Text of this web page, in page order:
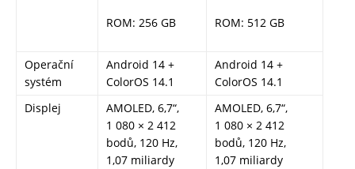
ROM: 256 GB ROM: 512 GB
Operační
systém
Android 14 +
ColorOS 14.1
Android 14 +
ColorOS 14.1
Displej
AMOLED, 6,7“,
1 080 × 2 412
bodů, 120 Hz,
1,07 miliardy
AMOLED, 6,7“,
1 080 × 2 412
bodů, 120 Hz,
1,07 miliardy